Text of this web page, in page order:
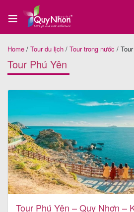
Trang
chủ
Tour
Quy
Nhơn
Tour
Phú
Home / Tour du lịch / Tour trong nước /
Tour Phú Yên
Tour Phú Yên – Quy Nhơn –